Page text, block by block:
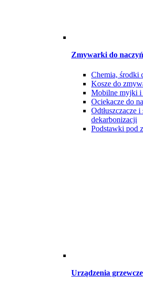
Zmywarki do
Chemia, środki
Kosze do
Mobilne myjki i
Ociekacze do
Odtłuszczacze
dekarbonizacji
Podstawki pod
Urządzenia grzewcze